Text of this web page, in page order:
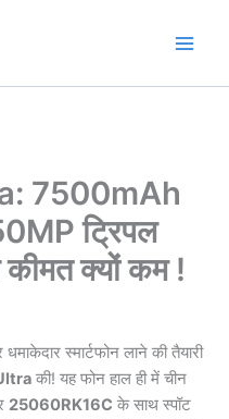
7500mAh
ट्रिपल
क्यों कम !
स्मार्टफोन लाने की तैयारी
की! यह फोन हाल ही में चीन
25060RK16C के साथ स्पॉट